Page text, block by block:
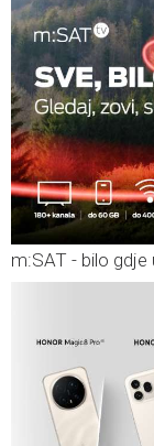
m:SAT - bilo gdje